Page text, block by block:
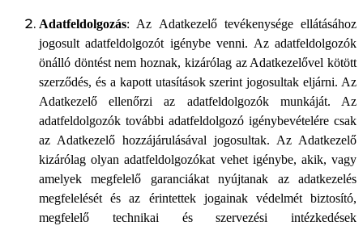
Adatfeldolgozás: Az Adatkezelő tevékenysége ellátásához
jogosult adatfeldolgozót igénybe venni. Az adatfeldolgozók
önálló döntést nem hoznak, kizárólag az Adatkezelővel kötött
szerződés, és a kapott utasítások szerint jogosultak eljárni. Az
Adatkezelő ellenőrzi az adatfeldolgozók munkáját. Az
adatfeldolgozók további adatfeldolgozó igénybevételére csak
az Adatkezelő hozzájárulásával jogosultak. Az Adatkezelő
kizárólag olyan adatfeldolgozókat vehet igénybe, akik, vagy
amelyek megfelelő garanciákat nyújtanak az adatkezelés
megfelelését és az érintettek jogainak védelmét biztosító,
megfelelő technikai és szervezési intézkedések